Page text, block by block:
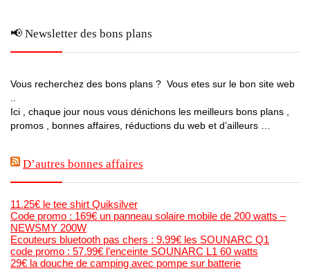
📢 Newsletter des bons plans
Vous recherchez des bons plans ? Vous etes sur le bon site web
Ici , chaque jour nous vous dénichons les meilleurs bons plans ,
promos , bonnes affaires, réductions du web et d’ailleurs …
D’autres bonnes affaires
11.25€ le tee shirt Quiksilver
Code promo : 169€ un panneau solaire mobile de 200 watts –
NEWSMY 200W
Ecouteurs bluetooth pas chers : 9.99€ les SOUNARC Q1
code promo : 57.99€ l’enceinte SOUNARC L1 60 watts
29€ la douche de camping avec pompe sur batterie